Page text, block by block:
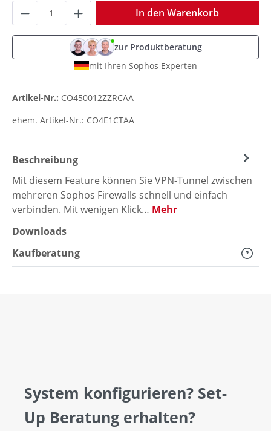
Produkt Anzahl: Gib den gewünschten
In den Warenkorb
zur Produktberatung
mit Ihren Sophos Experten
Artikel-Nr.: CO450012ZZRCAA
ehem. Artikel-Nr.: CO4E1CTAA
Beschreibung
Mit diesem Feature können Sie VPN-Tunnel zwischen
mehreren Sophos Firewalls schnell und einfach
verbinden. Mit wenigen Klick… Mehr
Downloads
Kaufberatung
System konfigurieren? Set-
Up Beratung erhalten?